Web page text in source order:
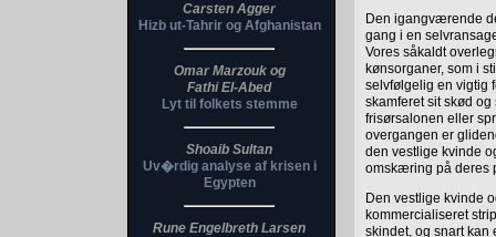
Carsten Agger
Hizb ut-Tahrir og Afghanistan
Omar Marzouk og
Fathi El-Abed
Lyt til folkets stemme
Shoaib Sultan
Uv�rdig analyse af krisen i
Egypten
Rune Engelbreth Larsen
Den igangværende
gang i en
Vores såkaldt
kønsorganer, som i
selvfølgelig en vigtig
skamferet sit skød
frisørsalonen eller
overgangen er
den vestlige kvinde
omskæring på deres
Den vestlige kvinde
kommercialiseret
skindet, og snart kan